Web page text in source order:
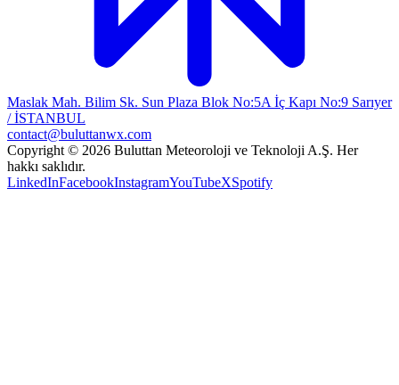
Maslak Mah. Bilim Sk. Sun Plaza Blok No:5A İç Kapı No:9 Sarıyer
/ İSTANBUL
contact@buluttanwx.com
Copyright © 2026 Buluttan Meteoroloji ve Teknoloji A.Ş. Her
hakkı saklıdır.
LinkedInFacebookInstagramYouTubeXSpotify